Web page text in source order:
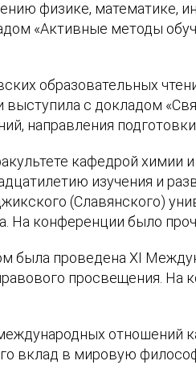
физике, математике,
«Активные методы
образовательных
выступила с докладом
направления подготовки
кафедрой химии
изучения и
(Славянского)
На конференции было
была проведена XI
просвещения.
отношений
вклад в мировую